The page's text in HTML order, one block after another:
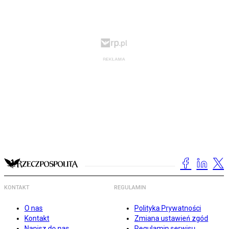
KONTAKT
O nas
Kontakt
REGULAMIN
Polityka Prywatności
Zmiana ustawień zgód